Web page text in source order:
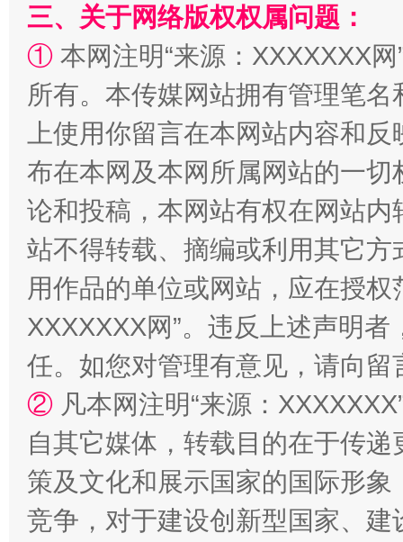
三、关于网络版权权属问题：
① 本网注明“来源：XXXXXXX
所有。本传媒网站拥有管理笔
上使用你留言在本网站内容和
布在本网及本网所属网站的一
论和投稿，本网站有权在网站
站不得转载、摘编或利用其它
用作品的单位或网站，应在授
XXXXXXX网”。违反上述声明
任。如您对管理有意见，请向
② 凡本网注明“来源：
自其它媒体，转载目的在于传
策及文化和展示国家的国际形
竞争，对于建设创新型国家、